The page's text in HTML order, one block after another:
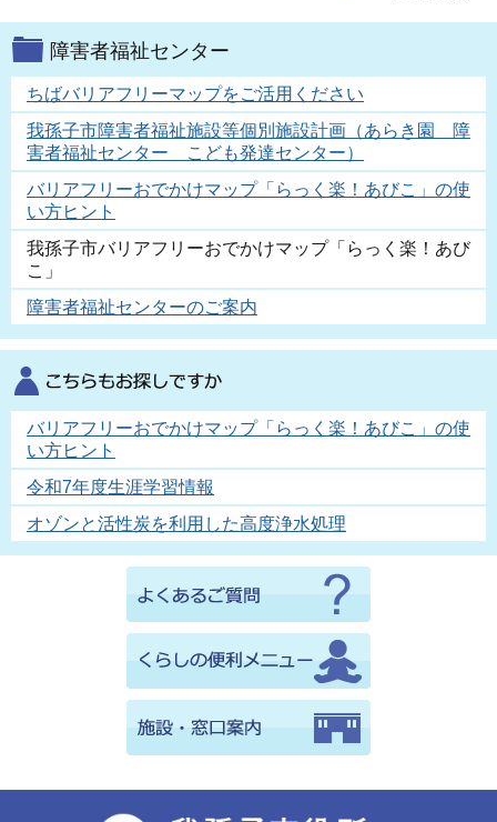
障害者福祉センター
ちばバリアフリーマップをご活用ください
我孫子市障害者福祉施設等個別施設計画（あらき園 障
害者福祉センター こども発達センター）
バリアフリーおでかけマップ「らっく楽！あびこ」の使
い方ヒント
我孫子市バリアフリーおでかけマップ「らっく楽！あび
こ」
障害者福祉センターのご案内
バリアフリーおでかけマップ「らっく楽！あびこ」の使
い方ヒント
令和7年度生涯学習情報
オゾンと活性炭を利用した高度浄水処理